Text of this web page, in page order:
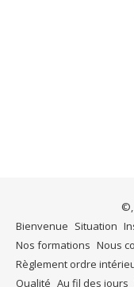
©,
Bienvenue Situation
Nos formations Nous
Règlement ordre
Qualité Au fil des jours